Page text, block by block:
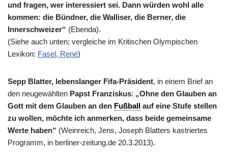
und fragen, wer interessiert sei. Dann würden wohl alle
kommen: die Bündner, die Walliser, die Berner, die
Innerschweizer“ (Ebenda).
(Siehe auch unten; vergleiche im Kritischen Olympischen
Lexikon: Fasel, René)
Sepp Blatter, lebenslanger Fifa-Präsident, in einem Brief an
den neugewählten Papst Franziskus: „Ohne den Glauben an
Gott mit dem Glauben an den Fußball auf eine Stufe stellen
zu wollen, möchte ich anmerken, dass beide gemeinsame
Werte haben“ (Weinreich, Jens, Joseph Blatters kastriertes
Programm, in berliner-zeitung.de 20.3.2013).